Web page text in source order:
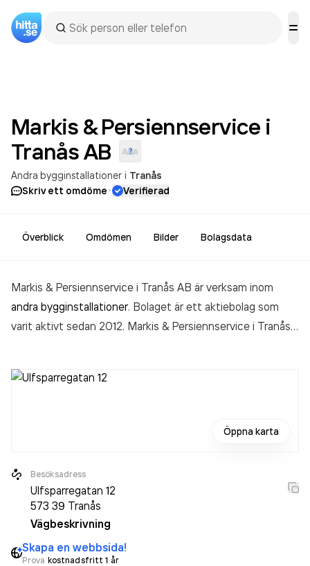
Markis & Persiennservice i
TranåsAB
Andra bygginstallationer i Tranås
Skriv ett omdöme· Verifierad
Överblick Omdömen Bilder Bolagsdata
Markis & Persiennservice i Tranås AB är verksam inom
andra bygginstallationer. Bolaget är ett aktiebolag som
varit aktivt sedan 2012. Markis & Persiennservice i Tranås
Öppna karta
Besöksadress
Ulfsparregatan 12
573 39 Tranås
Vägbeskrivning
Skapa en webbsida!
Prova kostnadsfritt 1 år